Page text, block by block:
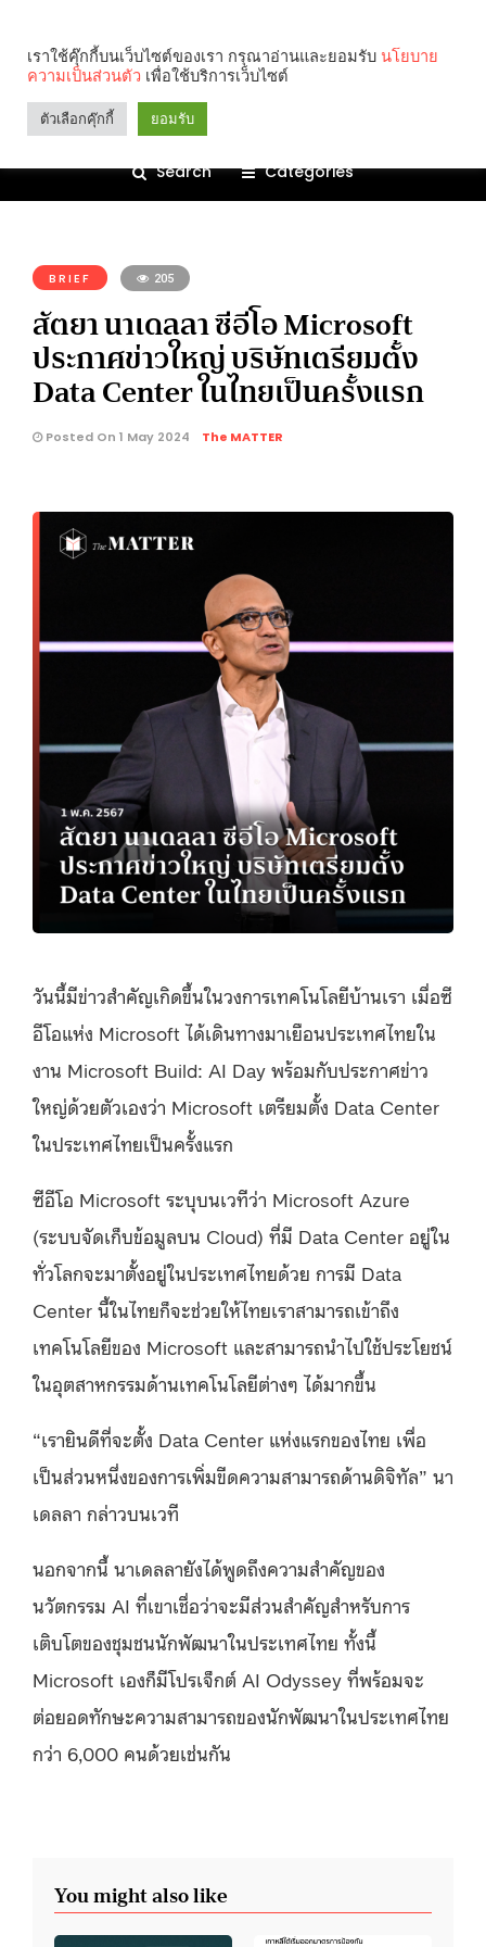
Search Categories
BRIEF 205
สัตยา นาเดลลา ซีอีโอ Microsoft
ประกาศข่าวใหญ่ บริษัทเตรียมตั้ง
Data Center ในไทยเป็นครั้งแรก
Posted On 1 May 2024 The MATTER
วันนี้มีข่าวสำคัญเกิดขึ้นในวงการเทคโนโลยีบ้านเรา เมื่อซี
อีโอแห่ง Microsoftได้เดินทางมาเยือนประเทศไทยใน
งาน Microsoft Build: AI Day พร้อมกับประกาศข่าว
ใหญ่ด้วยตัวเองว่า Microsoft เตรียมตั้ง Data Center
ในประเทศไทยเป็นครั้งแรก
ซีอีโอ Microsoft ระบุบนเวทีว่า Microsoft Azure
(ระบบจัดเก็บข้อมูลบน Cloud) ที่มี Data Center อยู่ใน
ทั่วโลกจะมาตั้งอยู่ในประเทศไทยด้วย การมี Data
Center นี้ในไทยก็จะช่วยให้ไทยเราสามารถเข้าถึง
เทคโนโลยีของ Microsoft และสามารถนำไปใช้ประโยชน์
ในอุตสาหกรรมด้านเทคโนโลยีต่างๆ ได้มากขึ้น
“เรายินดีที่จะตั้ง Data Center แห่งแรกของไทย เพื่อ
เป็นส่วนหนึ่งของการเพิ่มขีดความสามารถด้านดิจิทัล” นา
เดลลา กล่าวบนเวที
นอกจากนี้ นาเดลลายังได้พูดถึงความสำคัญของ
นวัตกรรม AI ที่เขาเชื่อว่าจะมีส่วนสำคัญสำหรับการ
เติบโตของชุมชนนักพัฒนาในประเทศไทย ทั้งนี้
Microsoft เองก็มีโปรเจ็กต์ AI Odyssey ที่พร้อมจะ
ต่อยอดทักษะความสามารถของนักพัฒนาในประเทศไทย
กว่า 6,000 คนด้วยเช่นกัน
You might also like
เราใช้คุ๊กกี้บนเว็บไซต์ของเรา กรุณาอ่านและยอมรับ นโยบาย
ความเป็นส่วนตัว เพื่อใช้บริการเว็บไซต์
ตัวเลือกคุ๊กกี้ ยอมรับ